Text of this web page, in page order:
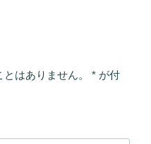
はありません。 * が付